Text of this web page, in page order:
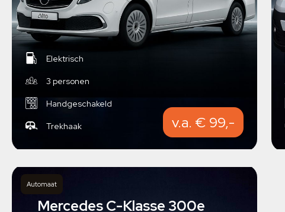
Elektrisch
3 personen
Handgeschakeld
Trekhaak v.a. € 99,-
Automaat
Mercedes C-Klasse 300e